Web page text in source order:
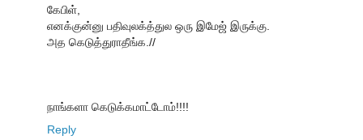
கேபிள்,
எனக்குன்னு பதிவுலக்த்துல ஒரு இமேஜ் இருக்கு.
அத கெடுத்துராதீங்க.//
நாங்களா கெடுக்கமாட்டோம்!!!!
Reply